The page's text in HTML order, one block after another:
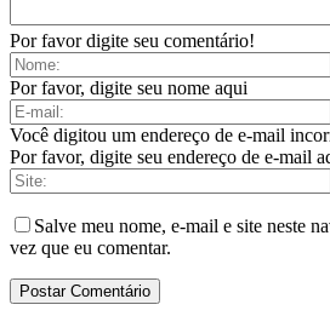
Por favor digite seu comentário!
Por favor, digite seu nome aqui
Você digitou um endereço de e-mail
Por favor, digite seu endereço de e-mail
Salve meu nome, e-mail e site neste
vez que eu comentar.